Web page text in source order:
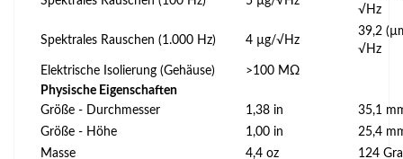
√Hz
Spektrales Rauschen (1.000 Hz) 4 µg/√Hz
39,2
√Hz
Elektrische Isolierung (Gehäuse)
>100 MΩ
Physische Eigenschaften
Größe - Durchmesser
1,38 in
35,1
Größe - Höhe
1,00 in
25,4
Masse
4,4 oz 124